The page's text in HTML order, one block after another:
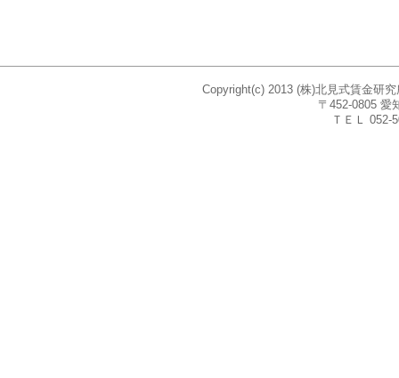
Copyright(c) 2013 (株)北見式賃金研
〒452-0805 愛
ＴＥＬ 052-